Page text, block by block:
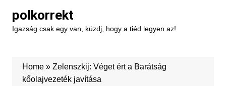
content
polkorrekt
Igazság csak egy van, küzdj, hogy a tiéd legyen az!
Home» Zelenszkij: Véget ért a Barátság
kőolajvezeték javítása